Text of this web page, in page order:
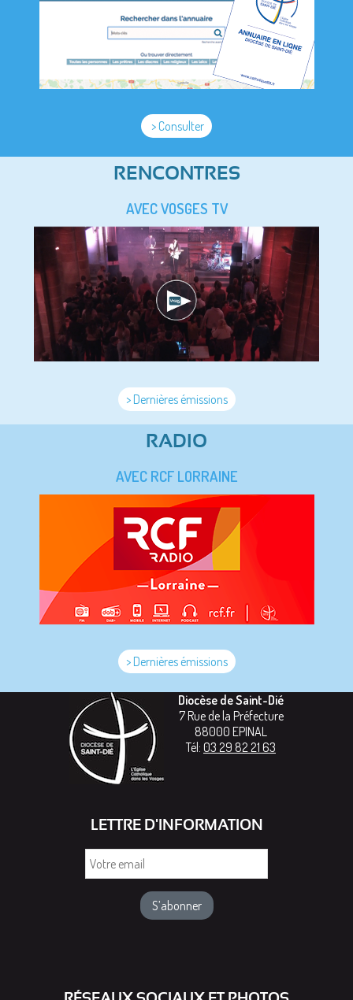
> Consulter
RENCONTRES
AVEC VOSGES TV
> Dernières émissions
RADIO
AVEC RCF LORRAINE
> Dernières émissions
Diocèse de Saint-Dié
7 Rue de la Préfecture
88000 EPINAL
Tél: 03 29 82 21 63
LETTRE D'INFORMATION